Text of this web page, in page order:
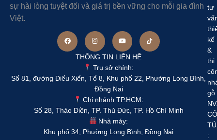
sự hài lòng tuyệt đối và giá trị bền vững cho mỗi gia đình
Việt.
THÔNG TIN LIÊN HỆ
Trụ sở chính:
Số 81, đường Điểu Xiển, Tổ 8, Khu phố 22, Phường Long Bình,
Đồng Nai
Chi nhánh TP.HCM:
Số 28, Thảo Điền, TP. Thủ Đức, TP. Hồ Chí Minh
Nhà máy:
Khu phố 34, Phường Long Bình, Đồng Nai
tư
kế
&
thi
gỗ
TÚ
: